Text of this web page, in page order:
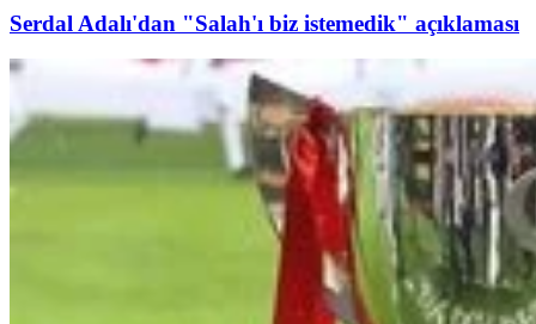
Serdal Adalı'dan "Salah'ı biz istemedik" açıklaması